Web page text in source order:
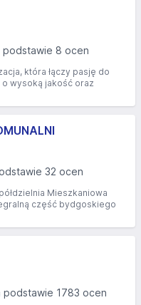
podstawie 8 ocen
która łączy pasję do
wysoką jakość oraz
32 ocen
Mieszkaniowa
część bydgoskiego
podstawie 1783 ocen